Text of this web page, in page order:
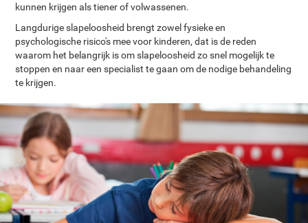
kunnen krijgen als tiener of volwassenen.
Langdurige slapeloosheid brengt zowel fysieke en
psychologische risico's mee voor kinderen, dat is de reden
waarom het belangrijk is om slapeloosheid zo snel mogelijk te
stoppen en naar een specialist te gaan om de nodige behandeling
te krijgen.